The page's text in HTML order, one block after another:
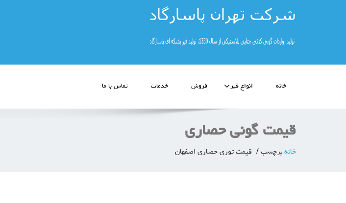
خانه انواع قیر فروش خدمات تماس با ما
قیمت گونی حصاری
خانه برچسب قیمت توری حصاری اصفهان